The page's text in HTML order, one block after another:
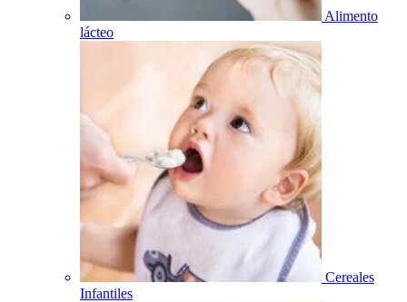
Alimento
lácteo
Cereales
Infantiles